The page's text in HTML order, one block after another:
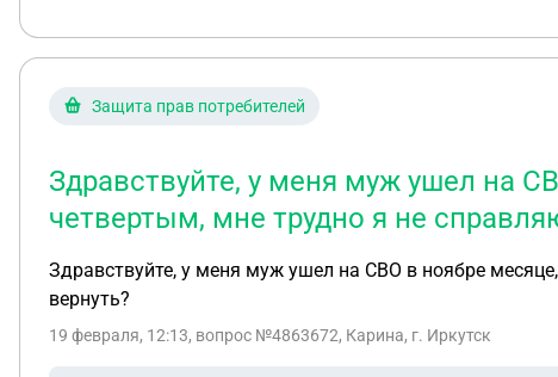
Защита прав потребителей
Здравствуйте, у меня муж ушел на
четвертым, мне трудно я не
Здравствуйте, у меня муж ушел на СВО в ноябре
вернуть?
19 февраля, 12:13, вопрос №4863672, Карина, г. Иркутск